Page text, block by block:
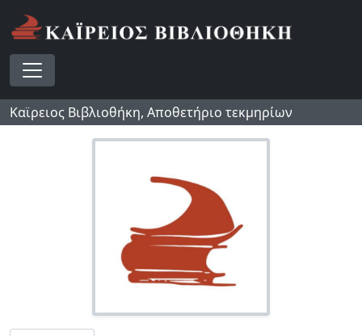
Skip to main content
Toggle navigation
Καϊρειος Βιβλιοθήκη, Αποθετήριο τεκμηρίων